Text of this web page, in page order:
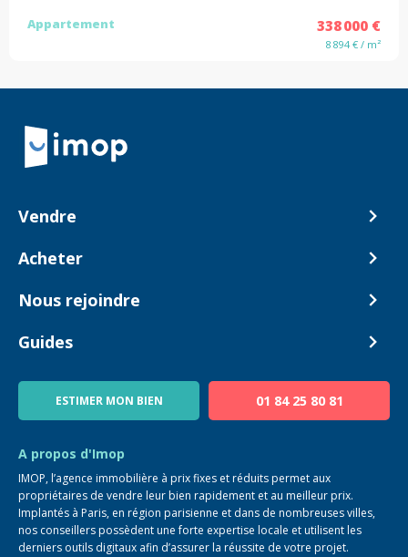
Appartement 338 000 €
8 894 € / m²
Retour à la navigation principale
Vendre
Comment ça marche ?
Acheter
Biens en vente
Nous rejoindre
Devenir Conseiller
Guides
Blog
ESTIMER MON BIEN 01 84 25 80 81
A propos d'Imop
IMOP, l’agence immobilière à prix fixes et réduits permet aux
propriétaires de vendre leur bien rapidement et au meilleur prix.
Implantés à Paris, en région parisienne et dans de nombreuses villes,
nos conseillers possèdent une forte expertise locale et utilisent les
derniers outils digitaux afin d’assurer la réussite de votre projet.